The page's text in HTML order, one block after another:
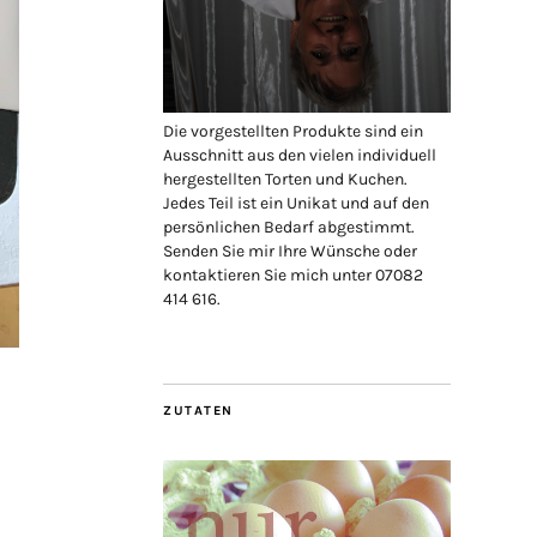
Die vorgestellten Produkte sind ein
Ausschnitt aus den vielen individuell
hergestellten Torten und Kuchen.
Jedes Teil ist ein Unikat und auf den
persönlichen Bedarf abgestimmt.
Senden Sie mir Ihre Wünsche oder
kontaktieren Sie mich unter 07082
414 616.
ZUTATEN